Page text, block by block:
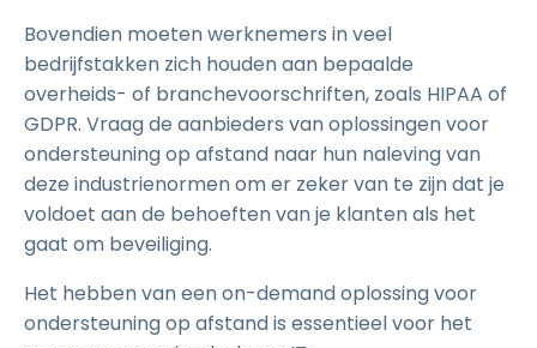
Bovendien moeten werknemers in veel
bedrijfstakken zich houden aan bepaalde
overheids- of branchevoorschriften, zoals HIPAA of
GDPR. Vraag de aanbieders van oplossingen voor
ondersteuning op afstand naar hun naleving van
deze industrienormen om er zeker van te zijn dat je
voldoet aan de behoeften van je klanten als het
gaat om beveiliging.
Het hebben van een on-demand oplossing voor
ondersteuning op afstand is essentieel voor het